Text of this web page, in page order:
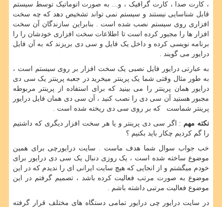
، کارت صدا ، کارت گرافیک ، و... به صورت اتوماتیک توسط سیستم
قابل شناسایی نیستند و سیستم نمی تواند تشخیص دهد که چه سخت
افزاری روی سیستم نصب شده است . بنابراین سازندگان آن سخت
افزار ها را مجبور کرده است تا اطلاعات سخت افزاری خودشان را را
برنامه نویسی کرده و داخل یک فایل و سی دی بریزند که به آن فایل
درایور می گویند .
به عبارتی درایور فایل نصبی یک سخت افزار بر روی سیستم است ،
به طور مثال وقتی شما یک پرینتر میخرید در جعبه پرینتر یک سی دی
درایور همان پرینتر را می بینید که برای استفاده از پرینتر مربوطه
مجبور هستید آن سی دی را نصب کنید ، آن سی دی همان فایل درایور
پرینتر شماست که بر روی سی دی ریخته شده است .
نکته مهم : اگر سی دی پرینتر و یا هر سخت افزار دیگری که داشتیم
را گم کردیم چکار باید بکنیم ؟
خب جواب سوال شما هدف ماست . سایت درایورچی برای همین
موضوع ساخته شده است ، یک روزی دنبال یک سی دی درایور برای
خودم میگشتم و از انجایی که هیچ سایت ایرانی ای را ندیدم که در این
موضوع به صورت مرتب فعالیت کرده باشد ، تصمیم گرفتم در این
موضوع فعالیت مرتبی داشته باشم .
در سایت درایور چی درایور تمامی دستگاه های مختلف قرار گرفته